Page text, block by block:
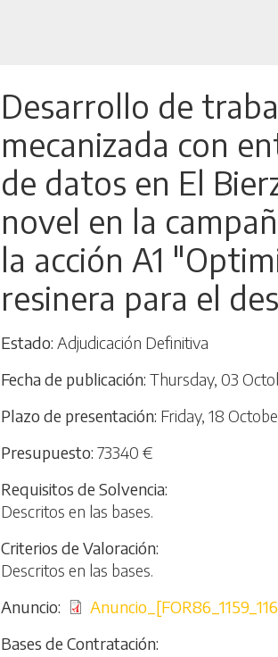
Desarrollo de
mecanizada con
de datos en El
novel en la
la acción A1
resinera para el
Estado Adjudicación Definitiva
Fecha de publicación Thursday, 03
Plazo de presentación Friday, 18
Presupuesto 73340 €
Requisitos de Solvencia
Descritos en las bases.
Criterios de Valoración
Descritos en las bases.
Anuncio
File
Bases de Contratación